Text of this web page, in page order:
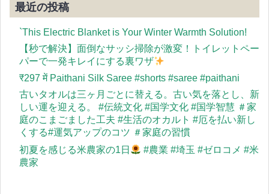
最近の投稿
`This Electric Blanket is Your Winter Warmth Solution!
【秒で解決】面倒なサッシ掃除が激変！トイレットペー
パーで一発キレイにする裏ワザ
​₹297 में Paithani Silk Saree #shorts #saree #paithani
古いタオルは三ヶ月ごとに替える。古い気を落とし、新
しい運を迎える。 #伝統文化 #国学文化 #国学智慧 ＃家
庭のこまごました工夫 #生活のオカルト #厄を払い新し
くする#運気アップのコツ ＃家庭の習慣
初夏を感じる米農家の1日
#農業 #埼玉 #ゼロコメ #米
農家